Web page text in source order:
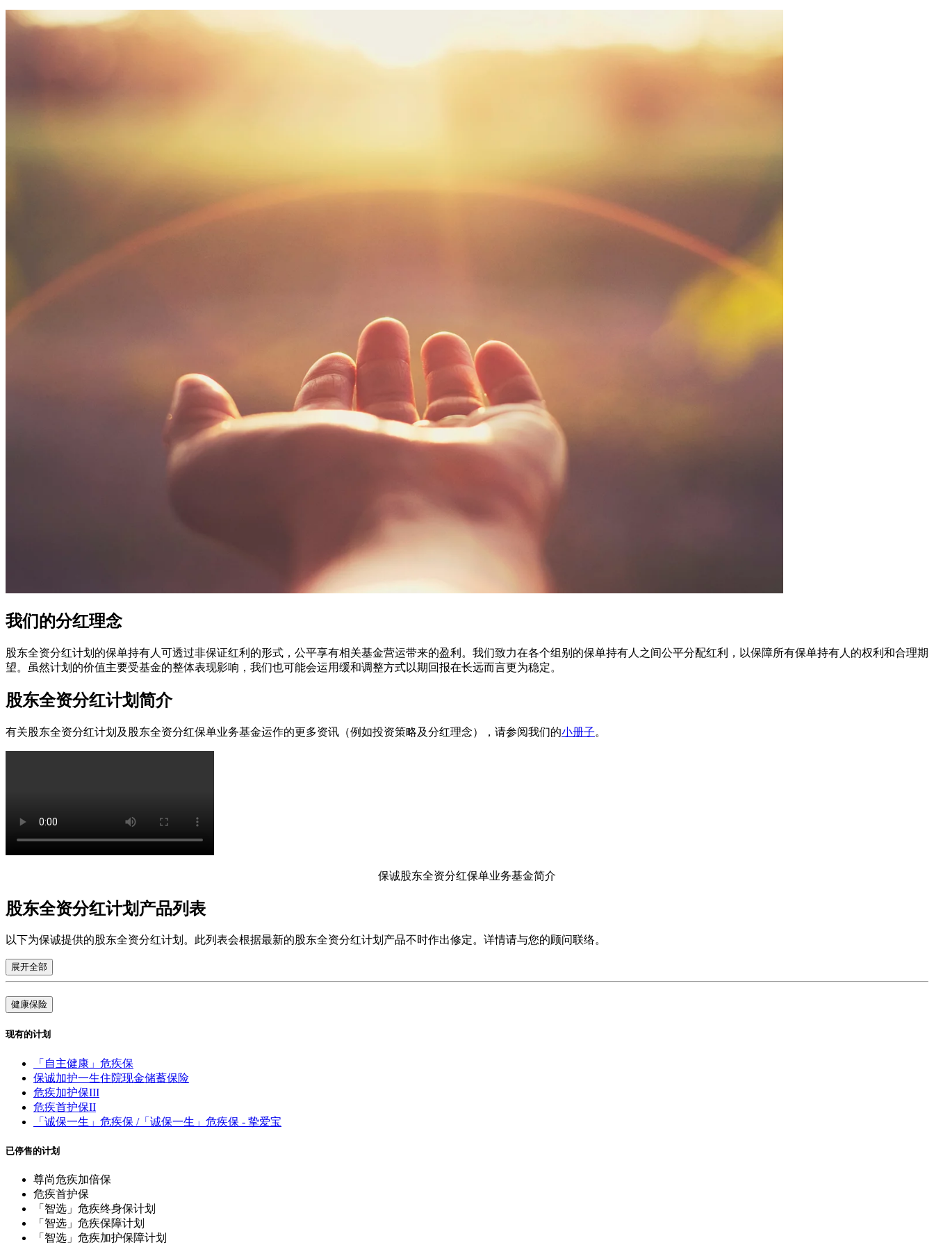
我们的分红理念
股东全资分红计划的保单持有人可透过非保证红利的形式，公平享有相关基金营运带来的盈利。我们致力在各个组别的保单持有人之间公平分配红利，以保障所有保单持有人的权利和合理期
望。虽然计划的价值主要受基金的整体表现影响，我们也可能会运用缓和调整方式以期回报在长远而言更为稳定。
股东全资分红计划简介
有关股东全资分红计划及股东全资分红保单业务基金运作的更多资讯（例如投资策略及分红理念），请参阅我们的小册子。
保诚股东全资分红保单业务基金简介
股东全资分红计划 产品列表
以下为保诚提供的股东全资分红计划。此列表会根据最新的股东全资分红计划产品不时作出修定。详情请与您的顾问联络。
展开全部
健康保险
现有的计划
「自主健康」危疾保
保诚加护一生住院现金储蓄保险
危疾加护保III
危疾首护保II
「诚保一生」危疾保 /「诚保一生」危疾保 - 挚爱宝
已停售的计划
尊尚危疾加倍保
危疾首护保
「智选」危疾终身保计划
「智选」危疾保障计划
「智选」危疾加护保障计划